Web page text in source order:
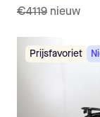
€4119 nieuw
Prijsfavoriet